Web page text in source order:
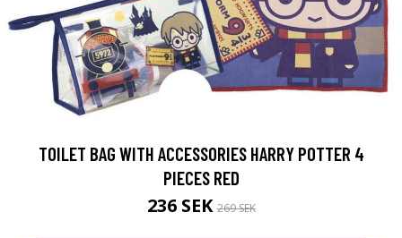
TOILET BAG WITH ACCESSORIES HARRY POTTER 4
PIECES RED
236 SEK269 SEK